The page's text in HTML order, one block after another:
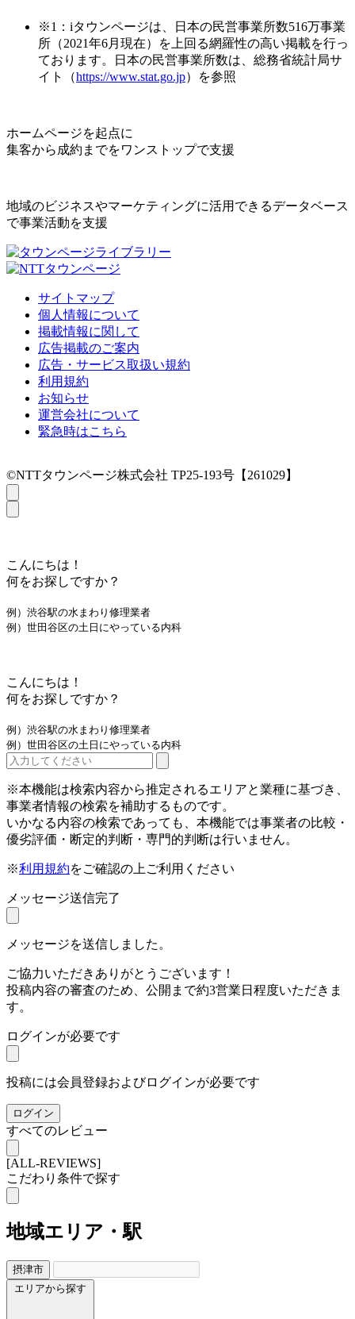
※1：iタウンページは、日本の民営事業所数516万事業
所（2021年6月現在）を上回る網羅性の高い掲載を行っ
ております。日本の民営事業所数は、総務省統計局サ
イト（https://www.stat.go.jp）を参照
ホームページを起点に
集客から成約までをワンストップで支援
地域のビジネスやマーケティングに活用できるデータベース
で事業活動を支援
サイトマップ
個人情報について
掲載情報に関して
広告掲載のご案内
広告・サービス取扱い規約
利用規約
お知らせ
運営会社について
緊急時はこちら
©NTTタウンページ株式会社 TP25-193号【261029】
こんにちは！
何をお探しですか？
例）渋谷駅の水まわり修理業者
例）世田谷区の土日にやっている内科
こんにちは！
何をお探しですか？
例）渋谷駅の水まわり修理業者
例）世田谷区の土日にやっている内科
※本機能は検索内容から推定されるエリアと業種に基づき、
事業者情報の検索を補助するものです。
いかなる内容の検索であっても、本機能では事業者の比較・
優劣評価・断定的判断・専門的判断は行いません。
※利用規約をご確認の上ご利用ください
メッセージ送信完了
メッセージを送信しました。
ご協力いただきありがとうございます！
投稿内容の審査のため、公開まで約3営業日程度いただきま
す。
ログインが必要です
投稿には会員登録およびログインが必要です
ログイン
すべてのレビュー
[ALL-REVIEWS]
こだわり条件で探す
地域エリア・駅
摂津市
エリアから探す